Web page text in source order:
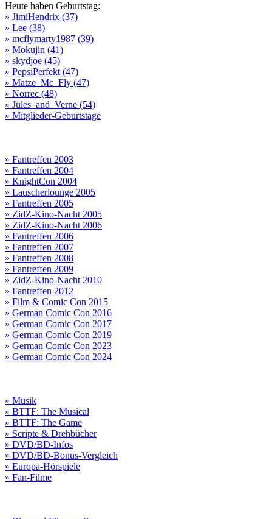
Heute haben Geburtstag:
» JimiHendrix (37)
» Lee (38)
» mcflymarty1987 (39)
» Mokujin (41)
» skydjoe (45)
» PepsiPerfekt (47)
» Matze_Mc_Fly (47)
» Norrec (48)
» Jules_and_Verne (54)
» Mitglieder-Geburtstage
» Fantreffen 2003
» Fantreffen 2004
» KnightCon 2004
» Lauscherlounge 2005
» Fantreffen 2005
» ZidZ-Kino-Nacht 2005
» ZidZ-Kino-Nacht 2006
» Fantreffen 2006
» Fantreffen 2007
» Fantreffen 2008
» Fantreffen 2009
» ZidZ-Kino-Nacht 2010
» Fantreffen 2012
» Film & Comic Con 2015
» German Comic Con 2016
» German Comic Con 2017
» German Comic Con 2019
» German Comic Con 2023
» German Comic Con 2024
» Musik
» BTTF: The Musical
» BTTF: The Game
» Scripte & Drehbücher
» DVD/BD-Infos
» DVD/BD-Bonus-Vergleich
» Europa-Hörspiele
» Fan-Filme